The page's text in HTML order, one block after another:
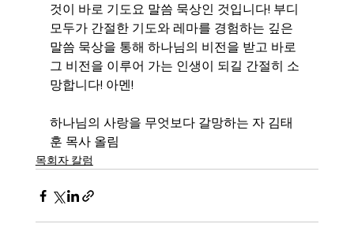
것이 바로 기도요 말씀 묵상인 것입니다! 부디
모두가 간절한 기도와 레마를 경험하는 깊은
말씀 묵상을 통해 하나님의 비전을 받고 바로
그 비전을 이루어 가는 인생이 되길 간절히 소
망합니다! 아멘!
하나님의 사랑을 무엇보다 갈망하는 자 김태
훈 목사 올림
목회자 칼럼